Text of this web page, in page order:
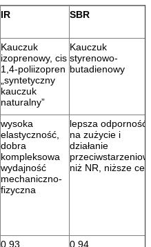
IR SBR
Kauczuk
izoprenowy, cis
1,4-poliizopren
„syntetyczny
kauczuk
naturalny”
Kauczuk
styrenowo-
butadienowy
wysoka
elastyczność,
dobra
kompleksowa
wydajność
mechaniczno-
fizyczna
lepsza odporność
na zużycie i
działanie
niż NR, niższe
0,93 0,94